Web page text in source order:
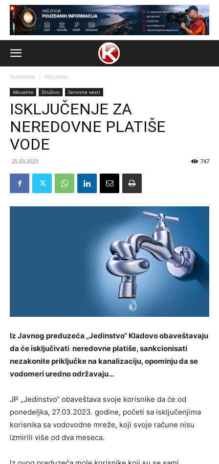
Naslovna Aktuelno
Aktuelno Društvo Servisne vesti
ISKLJUČENJE ZA
NEREDOVNE PLATIŠE
VODE
25.03.2023 747
Iz Javnog preduzeća „Jedinstvo“ Kladovo obaveštavaju
da će isključivati neredovne platiše, sankcionisati
nezakonite priključke na kanalizaciju, opominju da se
vodomeri uredno održavaju…
JP „Jedinstvo“ obaveštava svoje korisnike da će od
ponedeljka, 27.03.2023. godine, početi sa isključenjima
korisnika sa vodovodne mreže, koji svoje račune nisu
izmirili više od dva meseca.